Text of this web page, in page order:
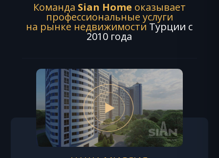
Команда Sian Home оказывает
профессиональные услуги
на рынке недвижимости Турции с
2010 года